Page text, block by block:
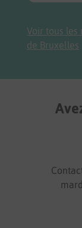
Voir tous les
de Bruxelles